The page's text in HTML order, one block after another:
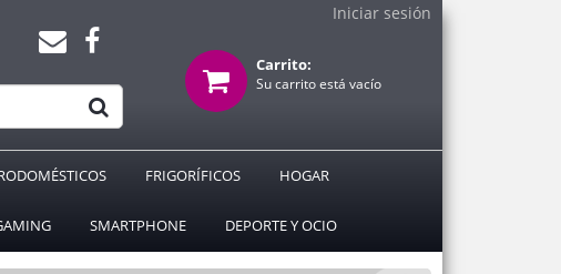
Iniciar sesión
Carrito:
Su carrito está vacío
FRIGORÍFICOS HOGAR
SMARTPHONE DEPORTE Y OCIO